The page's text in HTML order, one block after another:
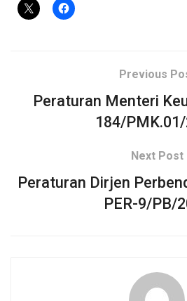
Previous
Peraturan Menteri
184/
Next Post
Peraturan Dirjen
PER-9/PB/